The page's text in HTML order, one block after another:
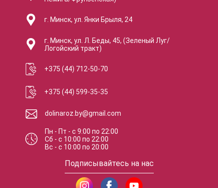
г. Минск, ул. Янки Брыля, 24
г. Минск, ул. Л. Беды, 45, (Зеленый Луг/
Логойский тракт)
+375 (44) 712-50-70
+375 (44) 599-35-35
dolinaroz.by@gmail.com
Пн - Пт -с 9:00по 22:00
Сб -с 10:00по 22:00
Вс -с 10:00по 20:00
Подписывайтесь на нас